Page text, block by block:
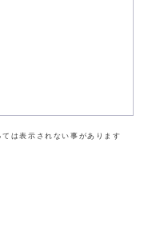
は表示されない事があります